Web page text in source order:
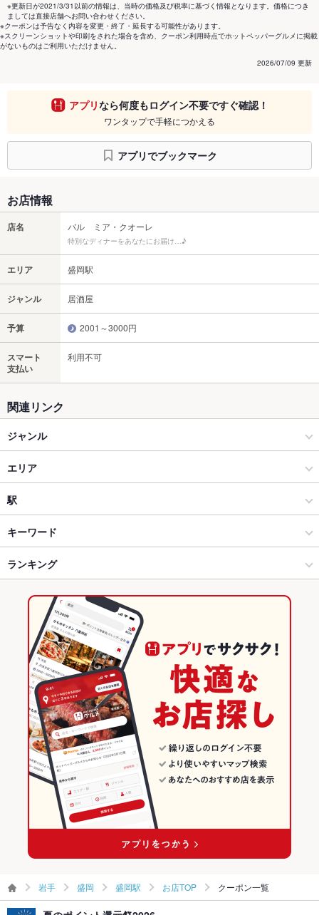
※更新日が2021/3/31以前の情報は、当時の価格及び税率に基づく情報となります。価格につき
ましては直接店舗へお問い合わせください。
※クーポンは予告なく内容を変更・終了・延長する可能性があります。
※スクリーンショットや印刷をされた場合を含め、クーポン利用時点でホットペッパーグルメに掲載
がないものはご利用いただけません。
2026/07/09 更新
アプリなら何度もログイン不要ですぐ確認！
ワンタップで手軽につかえる
アプリでブックマーク
お店情報
店名 バル ミア・クオーレ
特別なディナーをあなたにお届け…♪
エリア 盛岡駅
ジャンル 居酒屋
予算 2001～3000円
スマート
支払い
利用不可
関連リンク
ジャンル
居酒屋
創作
盛岡 × 居酒屋
盛岡 × 創作
盛岡駅 × 居酒屋
盛岡駅 × 創作
ダイニングバー・バル
スペインバル・イタリアンバール
盛岡 × ダイニングバー・バル
盛岡 × スペインバル・イタリアンバール
盛岡駅 × ダイニングバー・バル
盛岡駅 × スペインバル・イタリアンバール
エリア
盛岡駅
盛岡駅 × 居酒屋
盛岡駅 × 創作
盛岡駅 × ダイニングバー・バル
盛岡駅 × スペインバル・イタリアンバール
岩手 × 居酒屋
岩手 × 創作
岩手 × ダイニングバー・バル
岩手 × スペインバル・イタリアンバール
駅
上盛岡駅
仙北町駅
盛岡駅
キーワード
手羽先 エビ料理
ジェノベーゼ ペスカトーレ 生パスタ
タンドリーチキン ケーキ パフェ
ランキング
岩手のグルメランキング
岩手の居酒屋ランキング
盛岡のグルメランキング
盛岡の居酒屋ランキング
盛岡駅のグルメランキング
盛岡駅の居酒屋ランキング
岩手 盛岡 盛岡駅 お店TOP クーポン一覧